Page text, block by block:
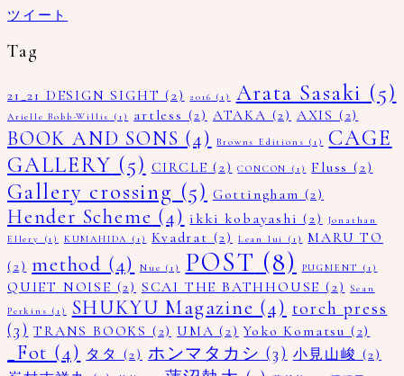
ツイート
Tag
21_21 DESIGN SIGHT (2) 2016 (1) Arata Sasaki (5)
Arielle Bobb-Willis (1) artless (2) ATAKA (2) AXIS (2)
BOOK AND SONS (4) Browns Editions (1)
CAGE
GALLERY (5) CIRCLE (2) CONCON (1) Fluss (2)
Gallery crossing (5) Gottingham (2)
Hender Scheme (4) ikki kobayashi (2)
Jonathan
Ellery
(1) KUMAHIDA (1) Kvadrat (2) Lean lui (1)
MARU TO
(2) method (4) Nue (1) POST (8) PUGMENT (1)
QUIET NOISE (2) SCAI THE BATHHOUSE (2)
Sean
Perkins (1) SHUKYU Magazine (4) torch press
(3) TRANS BOOKS (2) UMA (2) Yoko Komatsu (2)
_Fot (4) タタ (2) ホンマタカシ (3) 小見山峻 (2)